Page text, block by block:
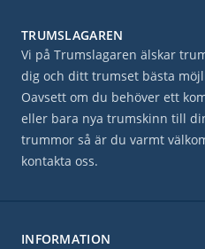
TRUMSLAGAREN
Vi på Trumslagaren älskar
dig och ditt trumset bästa
Oavsett om du behöver ett
eller bara nya trumskinn till
trummor så är du varmt
kontakta oss.
INFORMATION